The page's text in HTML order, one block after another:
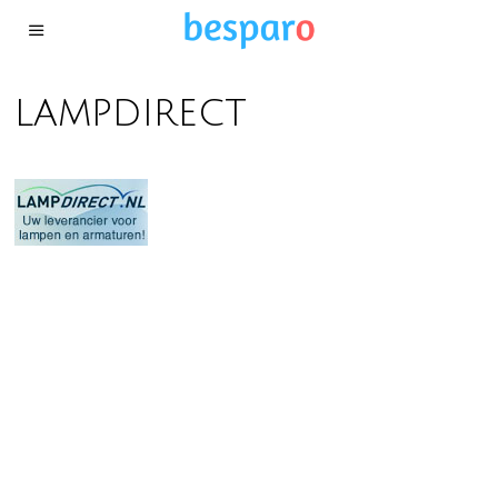
lampdirect